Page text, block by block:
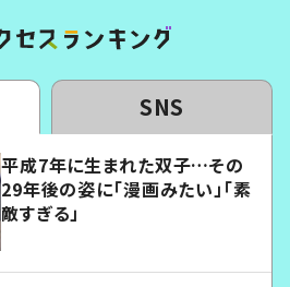
SNS
平成7年に生まれた双子…その
29年後の姿に「漫画みたい」「素
敵すぎる」